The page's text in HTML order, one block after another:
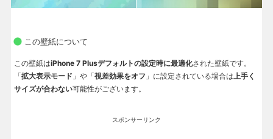
この壁紙について
この壁紙はiPhone 7 Plusデフォルトの設定時に最適化された壁紙です。
「拡大表示モード 」や「視差効果をオフ 」に設定されている場合は上手く
サイズが合わない可能性がございます。
スポンサーリンク